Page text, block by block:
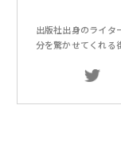
出版社出身のライタ
分を驚かせてくれる